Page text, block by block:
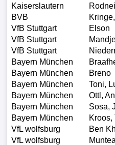
Kaiserslautern
Rodnei
BVB
VfB Stuttgart
Elson
VfB Stuttgart
VfB Stuttgart
Bayern München
Bayern München
Breno
Bayern München
Toni,
Bayern München
Ottl,
Bayern München
Sosa,
Bayern München
Kroos,
VfL wolfsburg
Ben
VfL wolfsburg